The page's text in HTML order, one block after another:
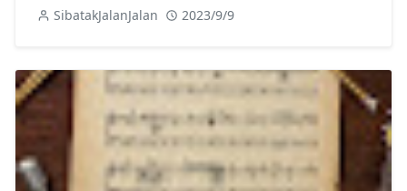
SibatakJalanJalan 2023/9/9